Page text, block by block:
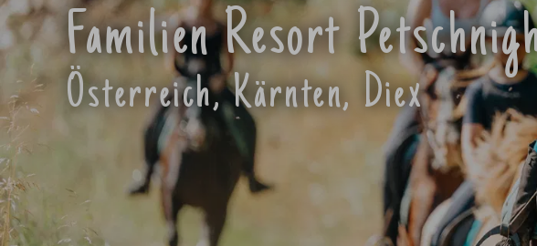
Familien Resort
Österreich, Kärnten, Diex